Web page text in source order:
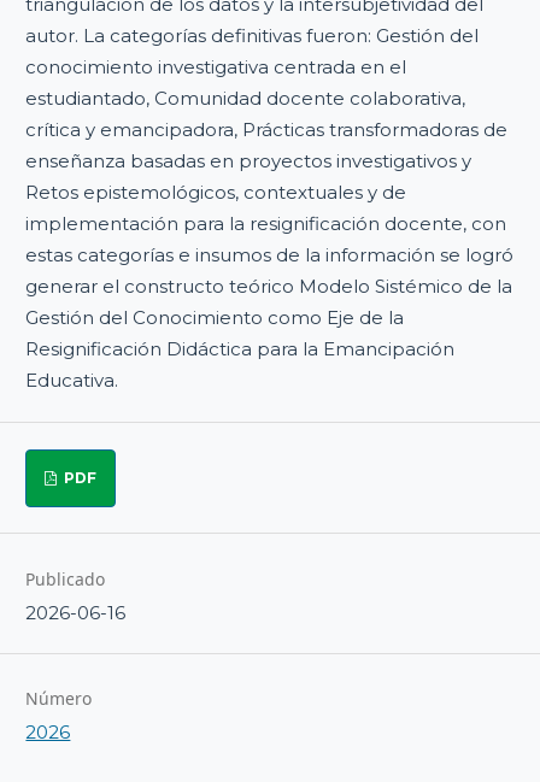
autor. La categorías definitivas fueron: Gestión del
conocimiento investigativa centrada en el
estudiantado, Comunidad docente colaborativa,
crítica y emancipadora, Prácticas transformadoras de
enseñanza basadas en proyectos investigativos y
Retos epistemológicos, contextuales y de
implementación para la resignificación docente, con
estas categorías e insumos de la información se logró
generar el constructo teórico Modelo Sistémico de la
Gestión del Conocimiento como Eje de la
Resignificación Didáctica para la Emancipación
Educativa.
PDF
Publicado
2026-06-16
Número
2026